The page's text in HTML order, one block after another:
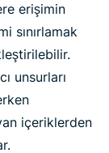
erişimin
sınırlamak
unsurları
içeriklerden